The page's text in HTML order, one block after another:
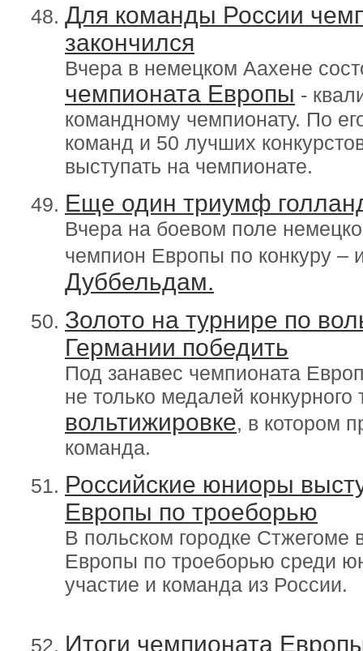
Для команды России
закончился
Вчера в немецком Аахене
чемпионата Европы -
командному чемпионату. По
команд и 50 лучших
выступать на чемпионате.
Еще один триумф
Вчера на боевом поле
чемпион Европы по конкуру –
Дуббельдам.
Золото на турнире по
Германии победить
Под занавес чемпионата
не только медалей
вольтижировке, в котором
команда.
Российские юниоры
Европы по троеборью
В польском городке Стжегоме
Европы по троеборью среди
участие и команда из России.
Итоги чемпионата